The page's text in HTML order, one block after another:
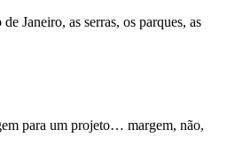
Janeiro, as serras, os parques, as
para um projeto… margem, não,